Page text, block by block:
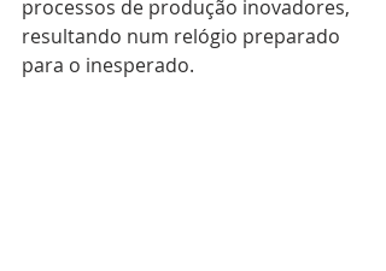
processos de produção inovadores,
resultando num relógio preparado
para o inesperado.